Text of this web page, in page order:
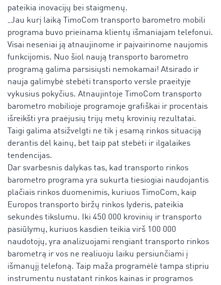
pateikia inovacijų bei staigmenų.
„Jau kurį laiką TimoCom transporto barometro mobili
programa buvo prieinama klientų išmaniajam telefonui.
Visai neseniai ją atnaujinome ir paįvairinome naujomis
funkcijomis. Nuo šiol naują transporto barometro
programą galima parsisiųsti nemokamai! Atsirado ir
nauja galimybė stebėti transporto versle praeityje
vykusius pokyčius. Atnaujintoje TimoCom transporto
barometro mobilioje programoje grafiškai ir procentais
išreikšti yra praėjusių trijų metų krovinių rezultatai.
Taigi galima atsižvelgti ne tik į esamą rinkos situaciją
derantis dėl kainų, bet taip pat stebėti ir ilgalaikes
tendencijas.
Dar svarbesnis dalykas tas, kad transporto rinkos
barometro programa yra sukurta tiesiogiai naudojantis
plačiais rinkos duomenimis, kuriuos TimoCom, kaip
Europos transporto biržų rinkos lyderis, pateikia
sekundės tikslumu. Iki 450 000 krovinių ir transporto
pasiūlymų, kuriuos kasdien teikia virš 100 000
naudotojų, yra analizuojami rengiant transporto rinkos
barometrą ir vos ne realiuoju laiku persiunčiami į
išmanųjį telefoną. Taip maža programėlė tampa stipriu
instrumentu nustatant rinkos kainas ir programos